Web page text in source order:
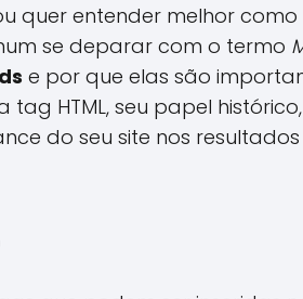
quer entender melhor
se deparar com o termo
e por que elas são
HTML, seu papel
do seu site nos